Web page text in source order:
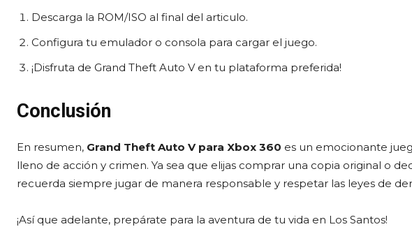
Descarga la ROM/ISO al final del articulo.
Configura tu emulador o consola para cargar el juego.
¡Disfruta de Grand Theft Auto V en tu plataforma preferida!
Conclusión
En resumen, Grand Theft Auto V para Xbox 360 es un emocionante
lleno de acción y crimen. Ya sea que elijas comprar una copia original o
recuerda siempre jugar de manera responsable y respetar las leyes de
¡Así que adelante, prepárate para la aventura de tu vida en Los Santos!